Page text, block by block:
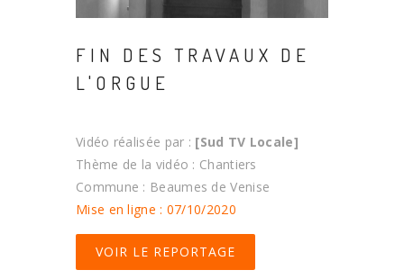
FIN DES TRAVAUX DE
L'ORGUE
Vidéo réalisée par : [Sud TV Locale]
Thème de la vidéo : Chantiers
Commune : Beaumes de Venise
Mise en ligne : 07/10/2020
VOIR LE REPORTAGE